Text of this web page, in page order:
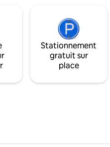
Stationnement
gratuit sur
place